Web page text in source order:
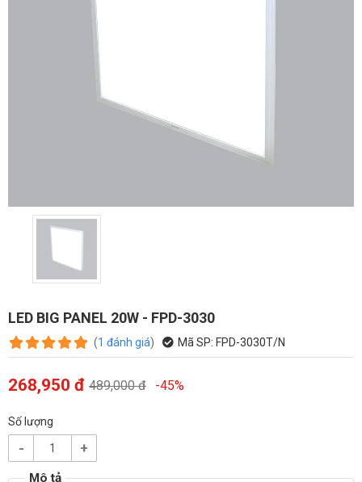
LED BIG PANEL 20W - FPD-3030
(1 đánh giá) Mã SP: FPD-3030T/N
268,950 đ 489,000 đ -45%
Số lượng
- +